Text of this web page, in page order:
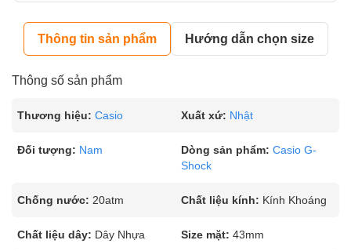
Thông tin sản phẩm Hướng dẫn chọn size
Thông số sản phẩm
Thương hiệu: Casio Xuất xứ: Nhật
Đối tượng: Nam Dòng sản phẩm: Casio G-
Shock
Chống nước: 20atm Chất liệu kính: Kính Khoáng
Chất liệu dây: Dây Nhựa Size mặt: 43mm